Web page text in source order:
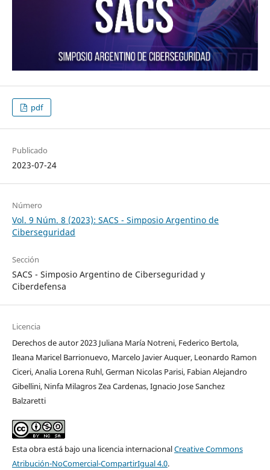
pdf
Publicado
2023-07-24
Número
Vol. 9 Núm. 8 (2023): SACS - Simposio Argentino de
Ciberseguridad
Sección
SACS - Simposio Argentino de Ciberseguridad y
Ciberdefensa
Licencia
Derechos de autor 2023 Juliana María Notreni, Federico Bertola,
Ileana Maricel Barrionuevo, Marcelo Javier Auquer, Leonardo Ramon
Ciceri, Analia Lorena Ruhl, German Nicolas Parisi, Fabian Alejandro
Gibellini, Ninfa Milagros Zea Cardenas, Ignacio Jose Sanchez
Balzaretti
Esta obra está bajo una licencia internacionalCreative Commons
Atribución-NoComercial-CompartirIgual 4.0.